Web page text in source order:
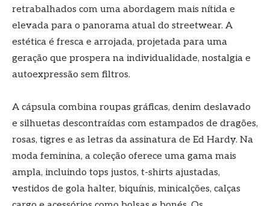
retrabalhados com uma abordagem mais nítida e
elevada para o panorama atual do streetwear. A
estética é fresca e arrojada, projetada para uma
geração que prospera na individualidade, nostalgia e
autoexpressão sem filtros.
A cápsula combina roupas gráficas, denim deslavado
e silhuetas descontraídas com estampados de dragões,
rosas, tigres e as letras da assinatura de Ed Hardy. Na
moda feminina, a coleção oferece uma gama mais
ampla, incluindo tops justos, t-shirts ajustadas,
vestidos de gola halter, biquínis, minicalções, calças